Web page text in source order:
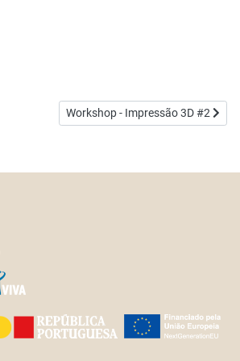
Artigo seguinte: Workshop -
Workshop - Impressão 3D #2